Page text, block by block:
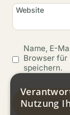
Website
Name, E-
Browser für
speichern.
Nutzung